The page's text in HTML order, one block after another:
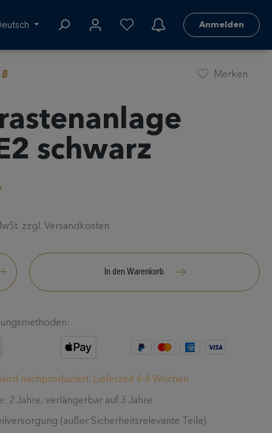
Anmelden
Merken
schwarz
zzgl. Versandkosten
In den Warenkorb
nachproduziert. Lieferzeit 4-8 Wochen
2 Jahre, verlängerbar auf 3 Jahre
(außer Sicherheitsrelevante Teile)